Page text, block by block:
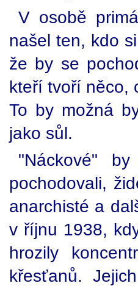
V osobě
našel ten, kdo
že by se
kteří tvoří něco,
To by možná
jako sůl.
"Náckové"
pochodovali,
anarchisté a
v říjnu 1938,
hrozily
křesťanů.